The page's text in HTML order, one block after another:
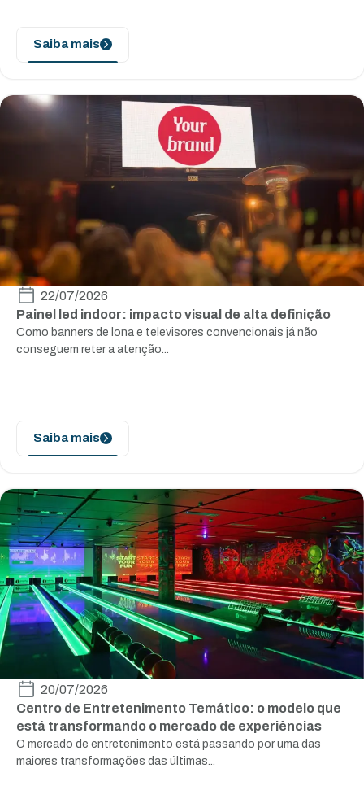
Saiba mais
22/07/2026
Painel led indoor: impacto visual de alta definição
Como banners de lona e televisores convencionais já não
conseguem reter a atenção...
Saiba mais
20/07/2026
Centro de Entretenimento Temático: o modelo que
está transformando o mercado de experiências
O mercado de entretenimento está passando por uma das
maiores transformações das últimas...